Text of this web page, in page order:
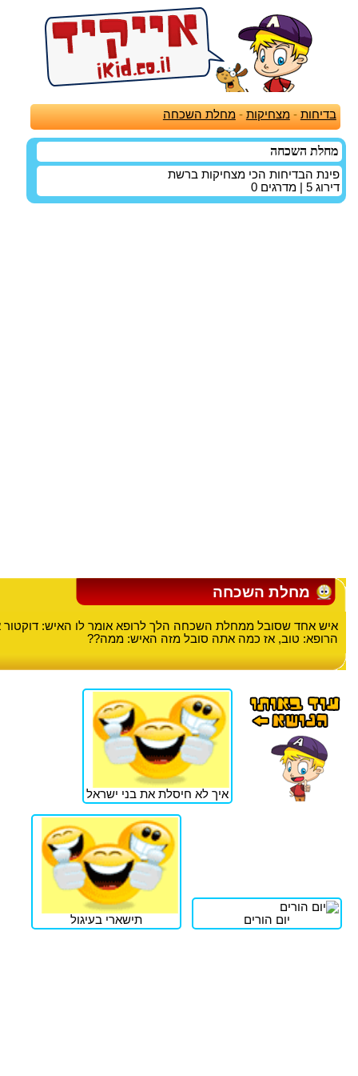
בדיחות -מצחיקות -מחלת השכחה
מחלת השכחה
פינת הבדיחות הכי מצחיקות ברשת
דירוג 5 | מדרגים 0
מחלת השכחה
איש אחד שסובל ממחלת השכחה הלך לרופא אומר לו האיש: דוקטור
הרופא: טוב, אז כמה אתה סובל מזה האיש: ממה??
איך לא חיסלת את בני ישראל
יום הורים תישארי בעיגול